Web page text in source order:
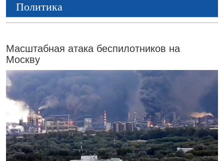
Политика
Масштабная атака беспилотников на
Москву